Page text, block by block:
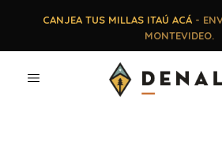
CANJEA TUS MILLAS ITAÚ ACÁ-
MONTEVIDEO.